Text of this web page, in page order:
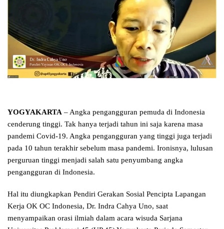
YOGYAKARTA – Angka pengangguran pemuda di Indonesia
cenderung tinggi. Tak hanya terjadi tahun ini saja karena masa
pandemi Covid-19. Angka pengangguran yang tinggi juga terjadi
pada 10 tahun terakhir sebelum masa pandemi. Ironisnya, lulusan
perguruan tinggi menjadi salah satu penyumbang angka
pengangguran di Indonesia.
Hal itu diungkapkan Pendiri Gerakan Sosial Pencipta Lapangan
Kerja OK OC Indonesia, Dr. Indra Cahya Uno, saat
menyampaikan orasi ilmiah dalam acara wisuda Sarjana